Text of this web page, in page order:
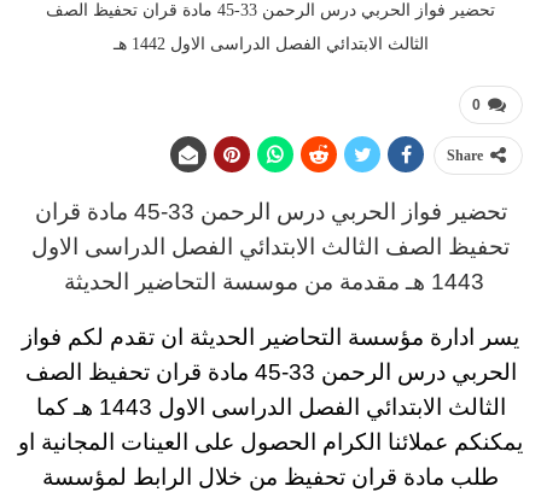
تحضير فواز الحربي درس الرحمن 33-45 مادة قران تحفيظ الصف
الثالث الابتدائي الفصل الدراسى الاول 1442 هـ
0
Share
تحضير فواز الحربي درس
الرحمن 33-45 مادة قران
تحفيظ
الصف الثالث الابتدائي الفصل الدراسى الاول
1443 هـ
مقدمة من موسسة التحاضير الحديثة
يسر ادارة مؤسسة التحاضير الحديثة ان تقدم لكم فواز
الحربي درس الرحمن 33-45 مادة قران تحفيظ الصف
الثالث الابتدائي الفصل الدراسى الاول 1443 هـكما
يمكنكم عملائنا الكرام الحصول على العينات المجانية او
طلب مادة قران تحفيظ من خلال الرابط لمؤسسة